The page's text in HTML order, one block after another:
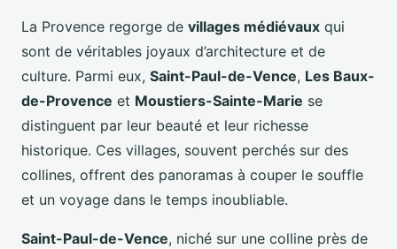
La Provence regorge de villages médiévaux qui
sont de véritables joyaux d’architecture et de
culture. Parmi eux, Saint-Paul-de-Vence, Les Baux-
de-Provence et Moustiers-Sainte-Marie se
distinguent par leur beauté et leur richesse
historique. Ces villages, souvent perchés sur des
collines, offrent des panoramas à couper le souffle
et un voyage dans le temps inoubliable.
Saint-Paul-de-Vence, niché sur une colline près de